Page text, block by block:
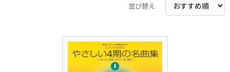
並び替え